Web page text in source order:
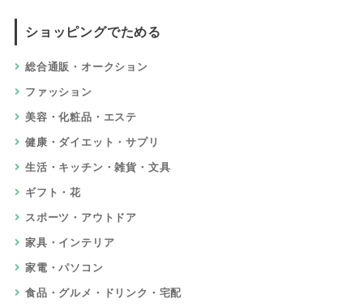
ショッピングでためる
総合通販・オークション
ファッション
美容・化粧品・エステ
健康・ダイエット・サプリ
生活・キッチン・雑貨・文具
ギフト・花
スポーツ・アウトドア
家具・インテリア
家電・パソコン
食品・グルメ・ドリンク・宅配